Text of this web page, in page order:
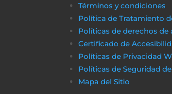
Términos y condiciones
Política de Tratamiento
Políticas de derechos de
Certificado de
Políticas de Privacidad
Políticas de Seguridad
Mapa del Sitio